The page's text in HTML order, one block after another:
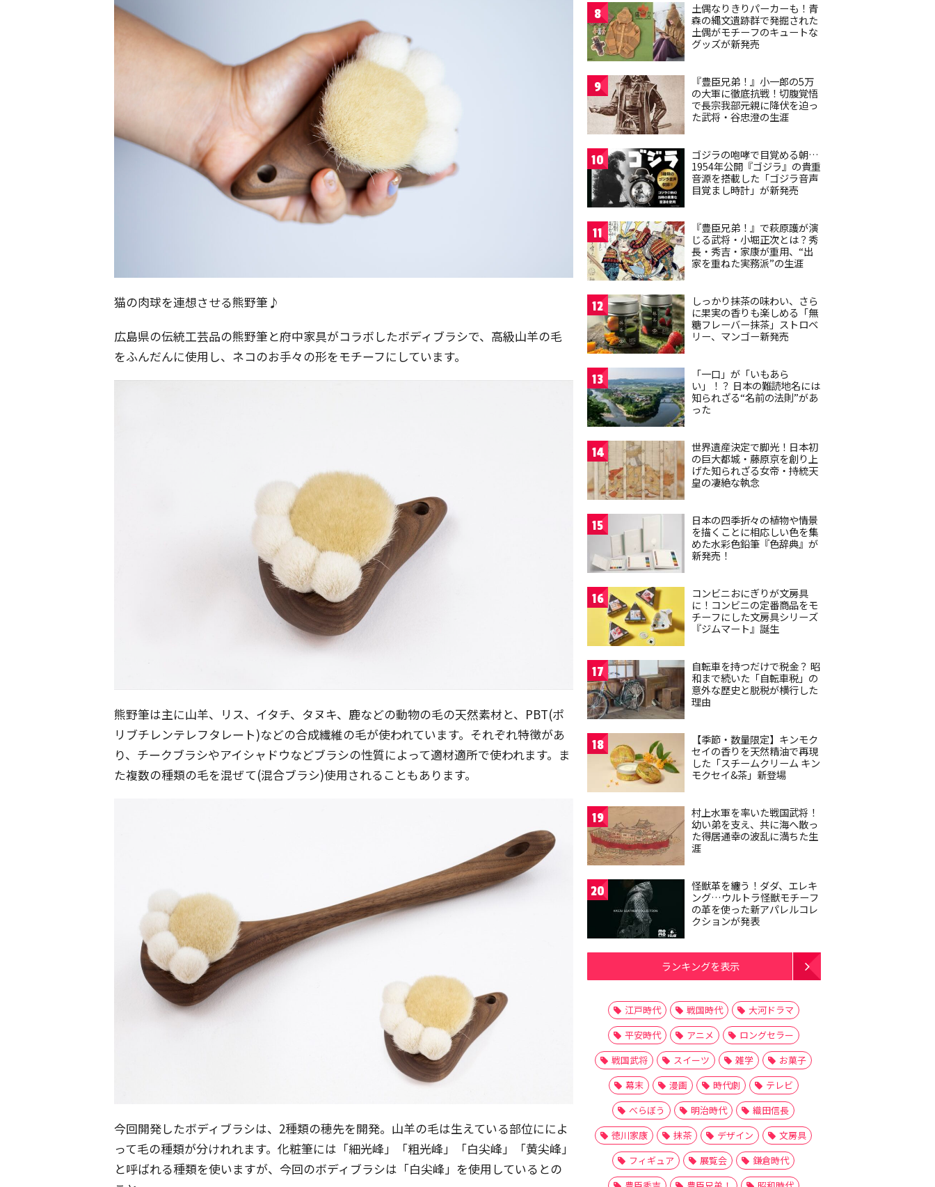
猫の肉球を連想させる熊野筆♪
広島県の伝統工芸品の熊野筆と府中家具がコラボしたボディブラシで、高級山羊の毛
をふんだんに使用し、ネコのお手々の形をモチーフにしています。
熊野筆は主に山羊、リス、イタチ、タヌキ、鹿などの動物の毛の天然素材と、PBT(ポ
リブチレンテレフタレート)などの合成繊維の毛が使われています。それぞれ特徴があ
り、チークブラシやアイシャドウなどブラシの性質によって適材適所で使われます。ま
た複数の種類の毛を混ぜて(混合ブラシ)使用されることもあります。
今回開発したボディブラシは、2種類の穂先を開発。山羊の毛は生えている部位にによ
って毛の種類が分けれれます。化粧筆には「細光峰」「粗光峰」「白尖峰」「黄尖峰」
と呼ばれる種類を使いますが、今回のボディブラシは「白尖峰」を使用しているとの
8
土偶なりきりパーカーも！青
森の縄文遺跡群で発掘された
土偶がモチーフのキュートな
グッズが新発売
9
『豊臣兄弟！』小一郎の5万
の大軍に徹底抗戦！切腹覚悟
で長宗我部元親に降伏を迫っ
た武将・谷忠澄の生涯
10
ゴジラの咆哮で目覚める朝…
1954年公開『ゴジラ』の貴重
音源を搭載した「ゴジラ音声
目覚まし時計」が新発売
11
『豊臣兄弟！』で萩原護が演
じる武将・小堀正次とは？秀
長・秀吉・家康が重用、“出
家を重ねた実務派”の生涯
12
しっかり抹茶の味わい、さら
に果実の香りも楽しめる「無
糖フレーバー抹茶」ストロベ
リー、マンゴー新発売
13
「一口」が「いもあら
い」！？ 日本の難読地名には
知られざる“名前の法則”があ
った
14
世界遺産決定で脚光！日本初
の巨大都城・藤原京を創り上
げた知られざる女帝・持統天
皇の凄絶な執念
15
日本の四季折々の植物や情景
を描くことに相応しい色を集
めた水彩色鉛筆『色辞典』が
新発売！
16
コンビニおにぎりが文房具
に！コンビニの定番商品をモ
チーフにした文房具シリーズ
『ジムマート』誕生
17
自転車を持つだけで税金？ 昭
和まで続いた「自転車税」の
意外な歴史と脱税が横行した
理由
18
【季節・数量限定】キンモク
セイの香りを天然精油で再現
した「スチームクリーム キン
モクセイ&茶」新登場
19
村上水軍を率いた戦国武将！
幼い弟を支え、共に海へ散っ
た得居通幸の波乱に満ちた生
涯
20
怪獣革を纏う！ダダ、エレキ
ング…ウルトラ怪獣モチーフ
の革を使った新アパレルコレ
クションが発表
ランキングを表示
江戸時代 戦国時代
大河ドラマ
平安時代
アニメ
ロングセラー
戦国武将
スイーツ 雑学
お菓子
幕末
漫画 時代劇
テレビ
べらぼう
明治時代
織田信長
徳川家康
抹茶 デザイン
文房具
フィギュア
展覧会
鎌倉時代